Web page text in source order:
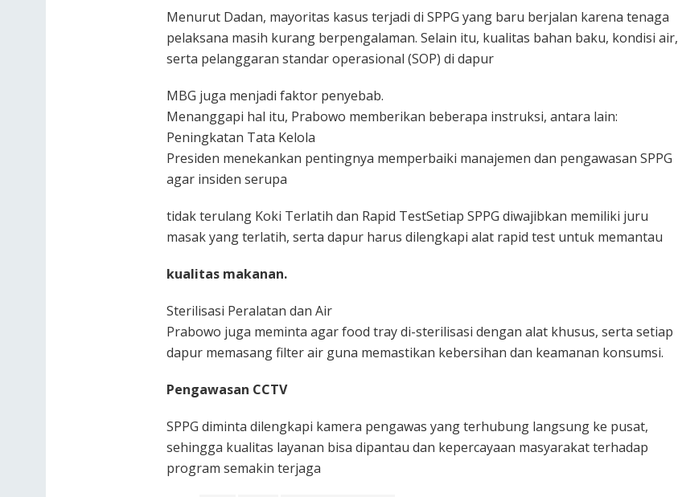
Menurut Dadan, mayoritas kasus terjadi di SPPG yang baru berjalan karena tenaga
pelaksana masih kurang berpengalaman. Selain itu, kualitas bahan baku, kondisi air,
serta pelanggaran standar operasional (SOP) di dapur
MBG juga menjadi faktor penyebab.
Menanggapi hal itu, Prabowo memberikan beberapa instruksi, antara lain:
Peningkatan Tata Kelola
Presiden menekankan pentingnya memperbaiki manajemen dan pengawasan SPPG
agar insiden serupa
tidak terulang Koki Terlatih dan Rapid TestSetiap SPPG diwajibkan memiliki juru
masak yang terlatih, serta dapur harus dilengkapi alat rapid test untuk memantau
kualitas makanan.
Sterilisasi Peralatan dan Air
Prabowo juga meminta agar food tray di-sterilisasi dengan alat khusus, serta setiap
dapur memasang filter air guna memastikan kebersihan dan keamanan konsumsi.
Pengawasan CCTV
SPPG diminta dilengkapi kamera pengawas yang terhubung langsung ke pusat,
sehingga kualitas layanan bisa dipantau dan kepercayaan masyarakat terhadap
program semakin terjaga